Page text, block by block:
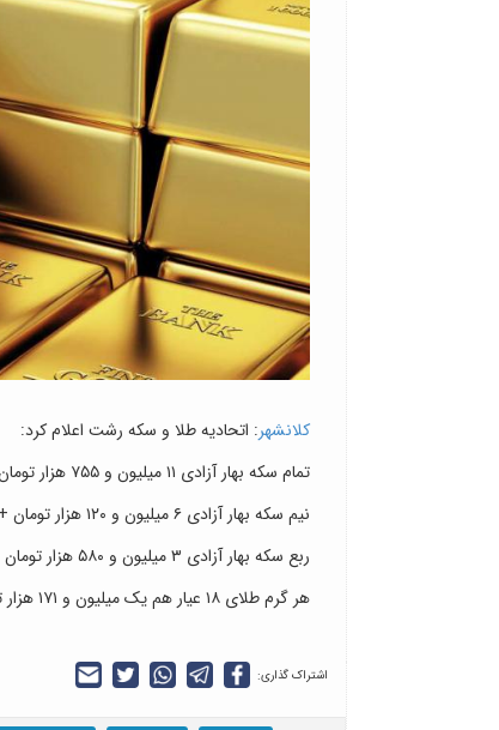
کلانشهر: اتحادیه طلا و سکه رشت اعلام کرد:
تمام سکه بهار آزادی ۱۱ میلیون و ۷۵۵ هزار تومان + ۵۵ هزار تومان
نیم سکه بهار آزادی ۶ میلیون و ۱۲۰ هزار تومان + ۲۰ هزار تومان
ربع سکه بهار آزادی ۳ میلیون و ۵۸۰ هزار تومان - ۲۰ هزار تومان
هر گرم طلای ۱۸ عیار هم یک میلیون و ۱۷۱ هزار تومان - یک هزار تومان
اشتراک گذاری: